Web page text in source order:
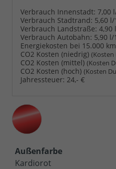
Verbrauch Innenstadt: 7,00
Verbrauch Stadtrand: 5,60
Verbrauch Landstraße: 4,90
Verbrauch Autobahn: 5,90 l/
Energiekosten bei 15.000
CO2 Kosten (niedrig) (Kosten
CO2 Kosten (mittel) (Kosten
CO2 Kosten (hoch) (Kosten
Jahressteuer: 24,- €
Außenfarbe
Kardiorot